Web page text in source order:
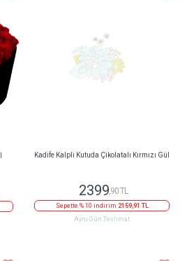
Kadife Kalpli Kutuda Çikolatalı Kırmızı Gül
2399,90 TL
Sepette % 10 indirim 2159,91 TL
Aynı Gün Teslimat